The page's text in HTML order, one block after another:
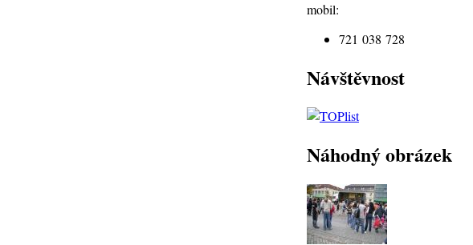
mobil:
721 038 728
Návštěvnost
Náhodný obrázek